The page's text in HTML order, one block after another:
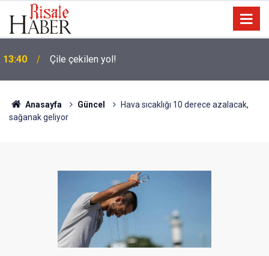
13:30
çocuk sayısı son bir yılda iki katına çıktı
Anasayfa Güncel
Hava sıcaklığı 10 derece azalacak,
sağanak geliyor